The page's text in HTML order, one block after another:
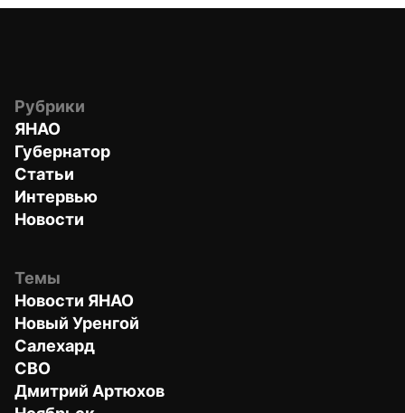
Рубрики
ЯНАО
Губернатор
Статьи
Интервью
Новости
Темы
Новости ЯНАО
Новый Уренгой
Салехард
СВО
Дмитрий Артюхов